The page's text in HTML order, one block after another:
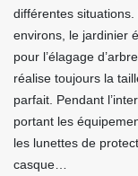
différentes
environs, le jardinier
pour l’élagage
réalise toujours la
parfait. Pendant
portant les
les lunettes de
casque…